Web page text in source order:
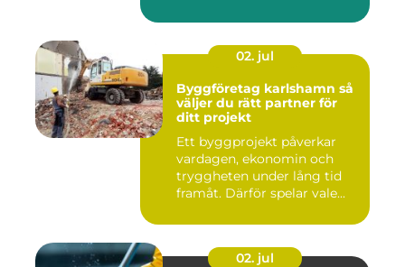
02. jul
Byggföretag karlshamn så
väljer du rätt partner för
ditt projekt
Ett byggprojekt påverkar
vardagen, ekonomin och
tryggheten under lång tid
framåt. Därför spelar vale...
02. jul